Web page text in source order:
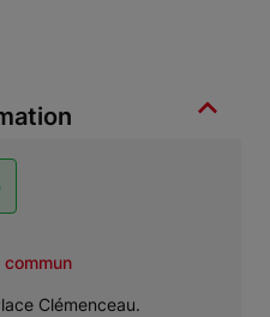
Clémenceau.